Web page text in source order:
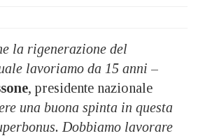
la rigenerazione del
lavoriamo da 15 anni –
, presidente nazionale
una buona spinta in questa
Dobbiamo lavorare